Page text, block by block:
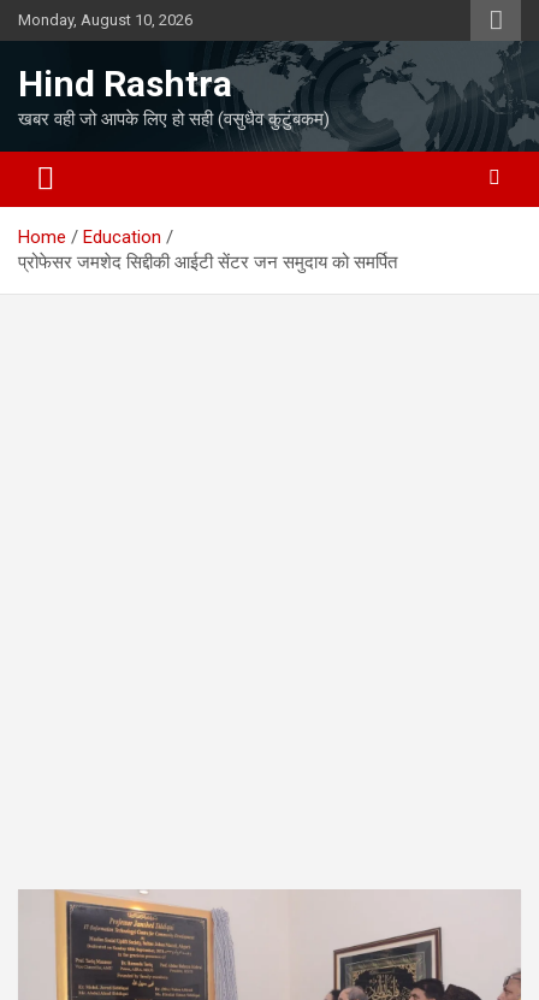
Skip
to
Monday, August 10, 2026
Hind Rashtra
खबर वही जो आपके लिए हो सही (वसुधैव कुटुंबकम)
Home
Education
प्रोफेसर जमशेद सिद्दीकी आईटी सेंटर जन समुदाय को समर्पित